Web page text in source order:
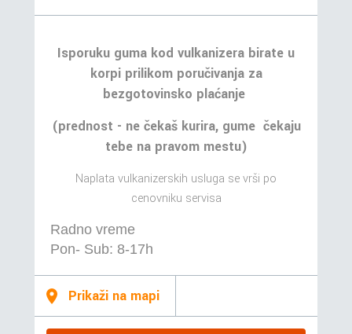
Isporuku guma kod vulkanizera birate u
korpi prilikom poručivanja za
bezgotovinsko plaćanje
(prednost - ne čekaš kurira, gume čekaju
tebe na pravom mestu)
Naplata vulkanizerskih usluga se vrši po
cenovniku servisa
Radno vreme
Pon- Sub: 8-17h
Prikaži na mapi